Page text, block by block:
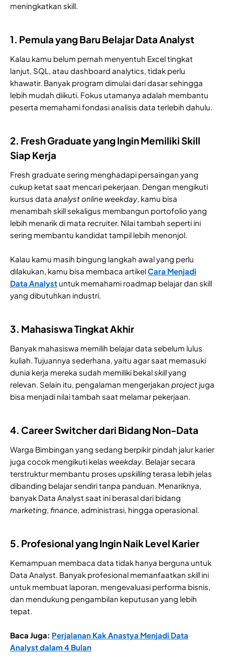
meningkatkan skill.
1. Pemula yang Baru Belajar Data Analyst
Kalau kamu belum pernah menyentuh Excel tingkat
lanjut, SQL, atau dashboard analytics, tidak perlu
khawatir. Banyak program dimulai dari dasar sehingga
lebih mudah diikuti. Fokus utamanya adalah membantu
peserta memahami fondasi analisis data terlebih dahulu.
2. Fresh Graduate yang Ingin Memiliki Skill
Siap Kerja
Fresh graduate sering menghadapi persaingan yang
cukup ketat saat mencari pekerjaan. Dengan mengikuti
kursus data analystonlineweekday, kamu bisa
menambah skill sekaligus membangun portofolio yang
lebih menarik di mata recruiter. Nilai tambah seperti ini
sering membantu kandidat tampil lebih menonjol.
Kalau kamu masih bingung langkah awal yang perlu
dilakukan, kamu bisa membaca artikelCara Menjadi
Data Analyst untuk memahami roadmap belajar dan skill
yang dibutuhkan industri.
3. Mahasiswa Tingkat Akhir
Banyak mahasiswa memilih belajar data sebelum lulus
kuliah. Tujuannya sederhana, yaitu agar saat memasuki
dunia kerja mereka sudah memiliki bekalskillyang
relevan. Selain itu, pengalaman mengerjakan project juga
bisa menjadi nilai tambah saat melamar pekerjaan.
4. Career Switcher dari Bidang Non-Data
Warga Bimbingan yang sedang berpikir pindah jalur karier
juga cocok mengikuti kelas weekday. Belajar secara
terstruktur membantu proses upskillingterasa lebih jelas
dibanding belajar sendiri tanpa panduan. Menariknya,
banyak Data Analyst saat ini berasal dari bidang
marketing, finance, administrasi, hingga operasional.
5. Profesional yang Ingin Naik Level Karier
Kemampuan membaca data tidak hanya berguna untuk
Data Analyst. Banyak profesional memanfaatkan skillini
untuk membuat laporan, mengevaluasi performa bisnis,
dan mendukung pengambilan keputusan yang lebih
tepat.
Baca Juga: Perjalanan Kak Anastya Menjadi Data
Analyst dalam 4 Bulan